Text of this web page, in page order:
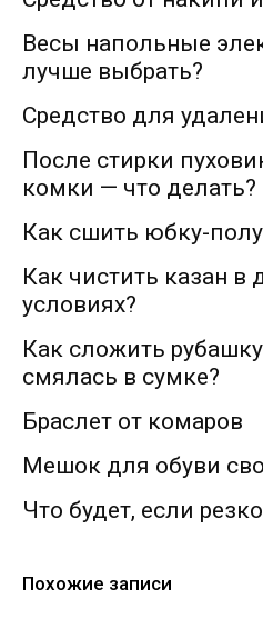
Весы напольные
лучше выбрать?
Средство для
После стирки
комки — что делать?
Как сшить юбку-
Как чистить казан в
условиях?
Как сложить
смялась в сумке?
Браслет от комаров
Мешок для обуви
Что будет, если
Похожие записи